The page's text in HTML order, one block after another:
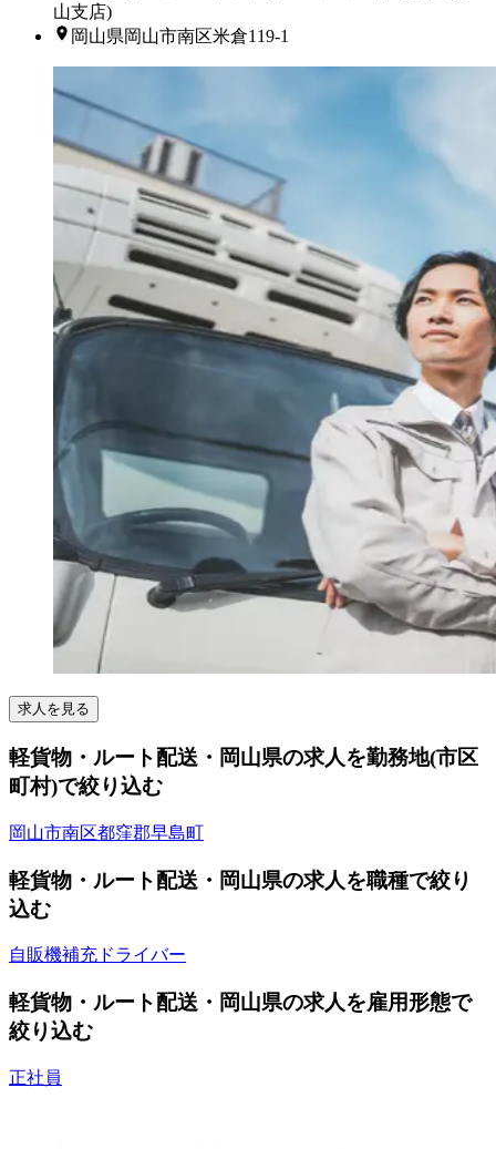
山支店)
岡山県岡山市南区米倉119-1
求人を見る
軽貨物・ルート配送・岡山県の求人を勤務地(市区
町村)で絞り込む
岡山市南区都窪郡早島町
軽貨物・ルート配送・岡山県の求人を職種で絞り
込む
自販機補充ドライバー
軽貨物・ルート配送・岡山県の求人を雇用形態で
絞り込む
正社員